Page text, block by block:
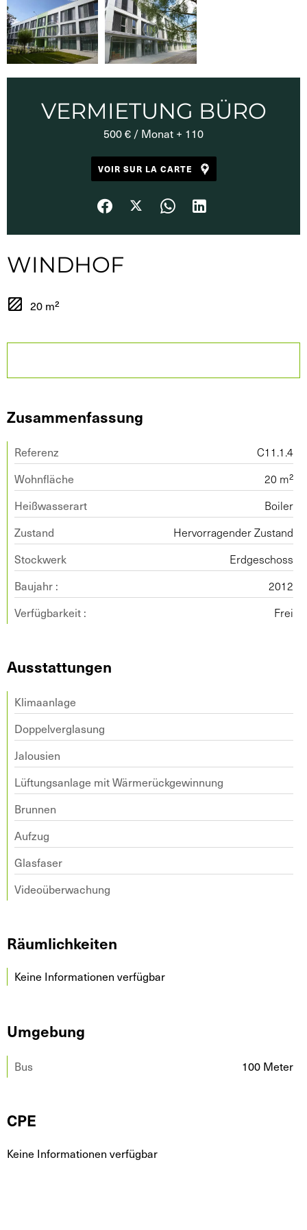
VERMIETUNG BÜRO
500 € / Monat + 110
VOIR SUR LA CARTE
WINDHOF
20 m²
Zusammenfassung
Referenz
C11.1.4
Wohnfläche
20 m²
Heißwasserart
Boiler
Zustand
Hervorragender Zustand
Stockwerk
Erdgeschoss
Baujahr :
2012
Verfügbarkeit :
Frei
Ausstattungen
Klimaanlage
Doppelverglasung
Jalousien
Lüftungsanlage mit Wärmerückgewinnung
Brunnen
Aufzug
Glasfaser
Videoüberwachung
Räumlichkeiten
Keine Informationen verfügbar
Umgebung
Bus 100 Meter
CPE
Keine Informationen verfügbar